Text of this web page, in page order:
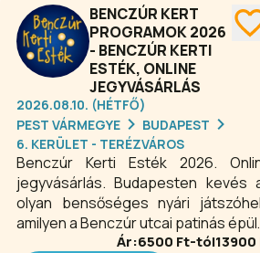
fokozza az itt
élményeket.
BENCZÚR KERT
PROGRAMOK 2026
- BENCZÚR KERTI
ESTÉK, ONLINE
JEGYVÁSÁRLÁS
2026.08.10. (HÉTFŐ)
PEST VÁRMEGYE
BUDAPEST
6. KERÜLET - TERÉZVÁROS
Benczúr Kerti Esték 2026.
jegyvásárlás. Budapesten kevés
olyan bensőséges nyári
amilyen a Benczúr utcai patinás
kertjében található. A
Ár:6500 Ft-tól13900